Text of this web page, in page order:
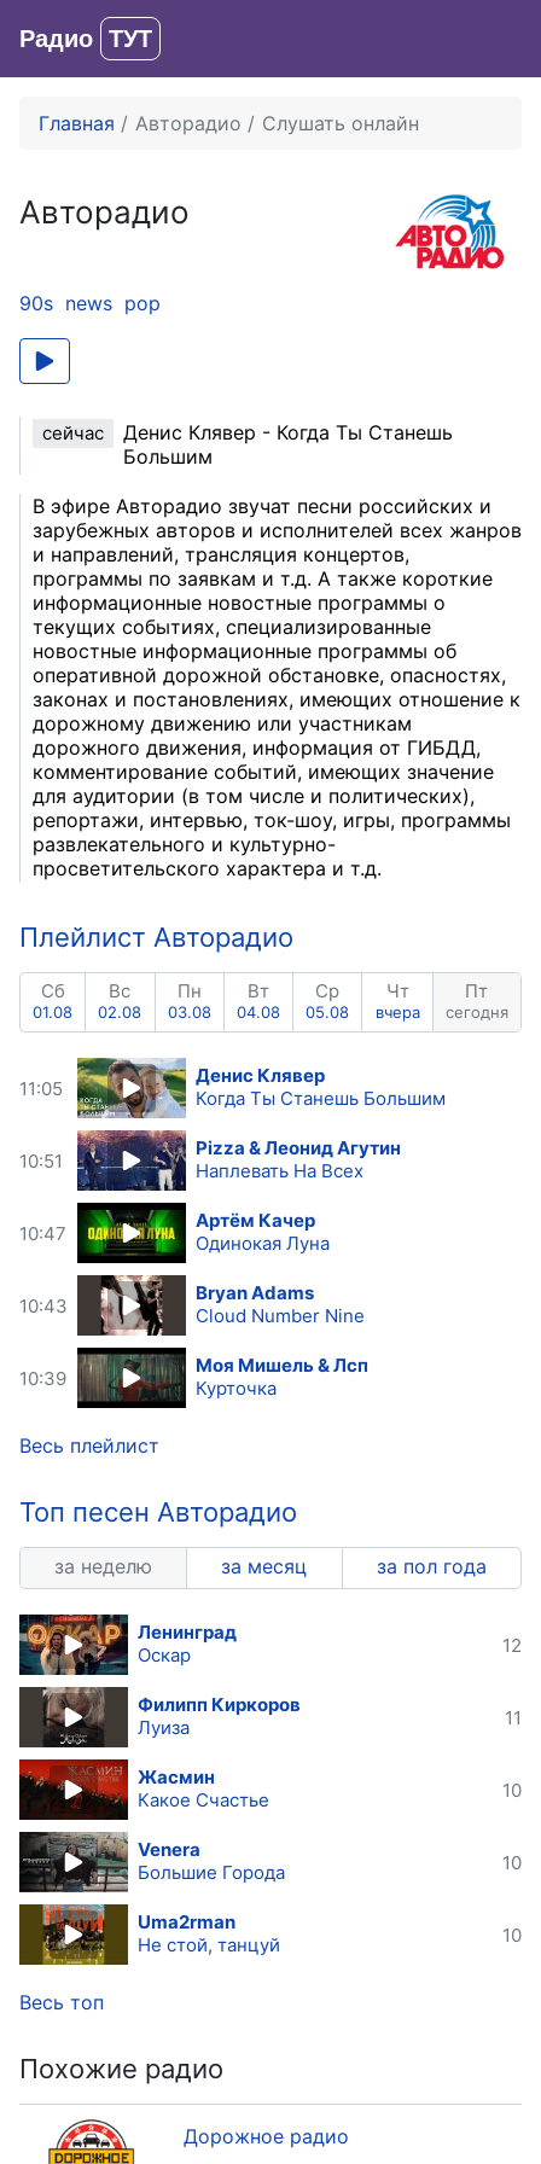
Радио ТУТ
Главная Авторадио Слушать онлайн
Авторадио
90s news pop
сейчас
Денис Клявер - Когда Ты Станешь
Большим
В эфире Авторадио звучат песни российских и
зарубежных авторов и исполнителей всех жанров
и направлений, трансляция концертов,
программы по заявкам и т.д. А также короткие
информационные новостные программы о
текущих событиях, специализированные
новостные информационные программы об
оперативной дорожной обстановке, опасностях,
законах и постановлениях, имеющих отношение к
дорожному движению или участникам
дорожного движения, информация от ГИБДД,
комментирование событий, имеющих значение
для аудитории (в том числе и политических),
репортажи, интервью, ток-шоу, игры, программы
развлекательного и культурно-
просветительского характера и т.д.
Плейлист Авторадио
Сб
01.08
Вс
02.08
Пн
03.08
Вт
04.08
Ср
05.08
Чт
вчера
Пт
сегодня
11:05
Денис Клявер
Когда Ты Станешь Большим
10:51
Pizza & Леонид Агутин
Наплевать На Всех
10:47
Артём Качер
Одинокая Луна
10:43
Bryan Adams
Cloud Number Nine
10:39
Моя Мишель & Лсп
Курточка
Весь плейлист
Топ песен Авторадио
за неделю за месяц за пол года
Ленинград
Оскар
12
Филипп Киркоров
Луиза
11
Жасмин
Какое Счастье
10
Venera
Большие Города
10
Uma2rman
Не стой, танцуй
10
Весь топ
Похожие радио
Дорожное радио